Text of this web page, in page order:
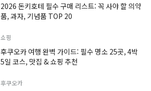
2026 돈키호테 필수 구매 리스트: 꼭 사야 할 의약
품, 과자, 기념품 TOP 20
쇼핑
후쿠오카 여행 완벽 가이드: 필수 명소 25곳, 4박
5일 코스, 맛집 & 쇼핑 추천
후쿠오카